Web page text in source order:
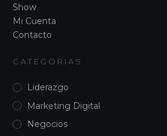
Show
Mi Cuenta
Contacto
CATEGORIAS
Liderazgo
Marketing Digital
Negocios